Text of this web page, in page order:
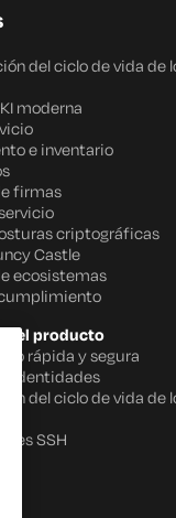
del ciclo de vida de
moderna
e inventario
firmas
criptográficas
Castle
ecosistemas
del producto
rápida y segura
identidades
del ciclo de vida de
SSH